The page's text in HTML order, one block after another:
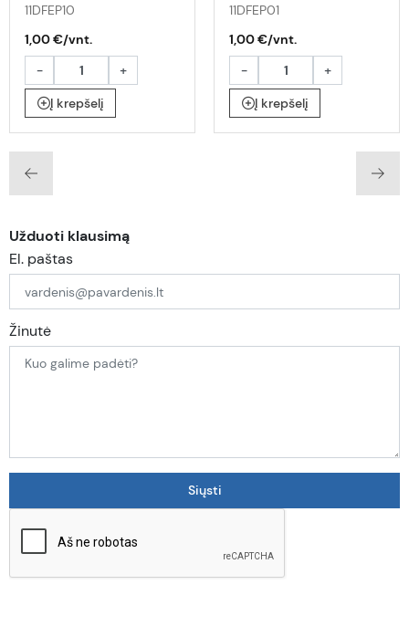
11DFEP10
1,00 €/vnt.
-
+
Į krepšelį
11DFEP01
1,00 €/vnt.
-
+
Į krepšelį
Užduoti klausimą
El. paštas
Žinutė